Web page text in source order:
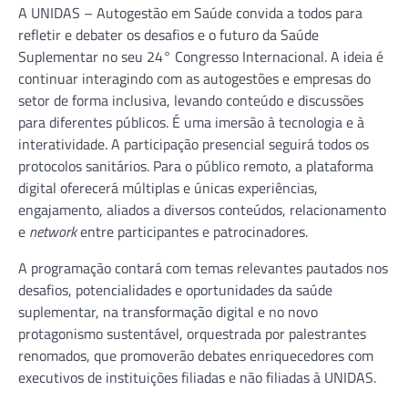
A UNIDAS – Autogestão em Saúde convida a todos para
refletir e debater os desafios e o futuro da Saúde
Suplementar no seu 24° Congresso Internacional. A ideia é
continuar interagindo com as autogestões e empresas do
setor de forma inclusiva, levando conteúdo e discussões
para diferentes públicos. É uma imersão à tecnologia e à
interatividade. A participação presencial seguirá todos os
protocolos sanitários. Para o público remoto, a plataforma
digital oferecerá múltiplas e únicas experiências,
engajamento, aliados a diversos conteúdos, relacionamento
e networkentre participantes e patrocinadores.
A programação contará com temas relevantes pautados nos
desafios, potencialidades e oportunidades da saúde
suplementar, na transformação digital e no novo
protagonismo sustentável, orquestrada por palestrantes
renomados, que promoverão debates enriquecedores com
executivos de instituições filiadas e não filiadas à UNIDAS.